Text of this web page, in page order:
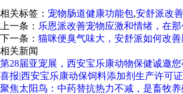
相关标签： 宠物肠道健康功能包,安舒派改
上一条： 乐恩派改善宠物应激和情绪，在
下一条： 猫咪便臭气味大，安舒派如何改
相关新闻
第28届亚宠展，西安宝乐康动物保健诚邀您
喜报|西安宝乐康动保饲料添加剂生产许可
聚焦太阳鸟：中药替抗热力不减，是畜牧